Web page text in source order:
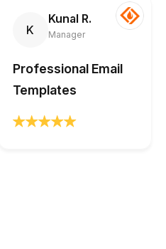
K
Kunal R.
Manager
Professional Email
Templates